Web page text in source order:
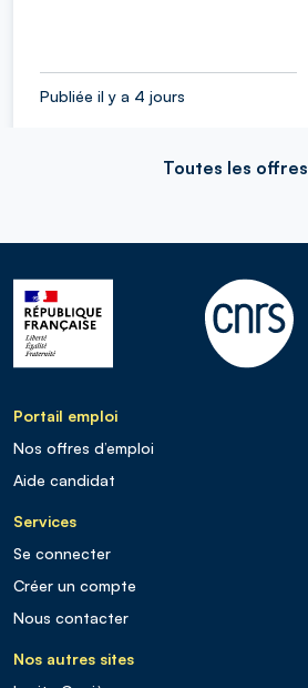
Publiée il y a 4 jours
Toutes les offres
Portail emploi
Nos offres d’emploi
Aide candidat
Services
Se connecter
Créer un compte
Nous contacter
Nos autres sites